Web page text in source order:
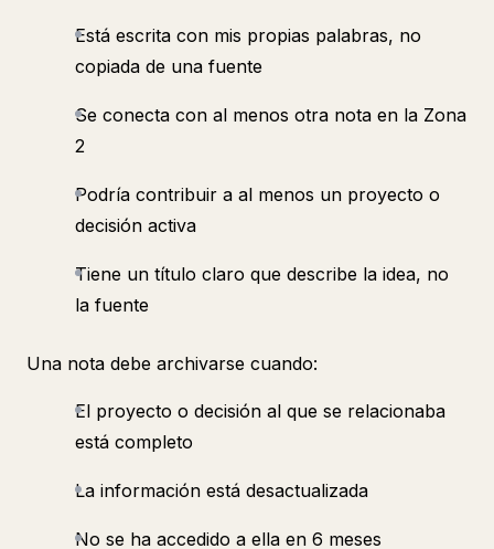
Está escrita con mis propias palabras, no
copiada de una fuente
Se conecta con al menos otra nota en la Zona
2
Podría contribuir a al menos un proyecto o
decisión activa
Tiene un título claro que describe la idea, no
la fuente
Una nota debe archivarse cuando:
El proyecto o decisión al que se relacionaba
está completo
La información está desactualizada
No se ha accedido a ella en 6 meses